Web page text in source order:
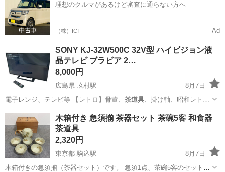
理想のクルマがあるけど審査に通らない方へ
（株）ICT Ad
SONY KJ-32W500C 32V型 ハイビジョン液
晶テレビ ブラビア 2…
8,000円
広島県 玖村駅
8月7日
電子レンジ、テレビ等 【レトロ】骨董、 茶道具、掛け軸、昭和レト
ロ、おもちゃ、書籍、…
広島 広島市 玖村駅 テレビ
木箱付き 急須揃 茶器セット 茶碗5客 和食器
茶道具
2,320円
東京都 駒込駅
8月7日
木箱付きの急須揃（茶器セット）です。 急須1点、茶碗5客のセットに